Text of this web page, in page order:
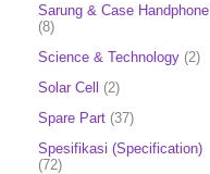
Sarung & Case Handphone
(8)
Science & Technology (2)
Solar Cell (2)
Spare Part (37)
Spesifikasi (Specification)
(72)